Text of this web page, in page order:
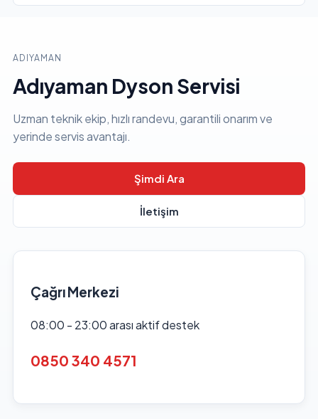
ADIYAMAN
Adıyaman Dyson Servisi
Uzman teknik ekip, hızlı randevu, garantili onarım ve
yerinde servis avantajı.
Şimdi Ara
İletişim
Çağrı Merkezi
08:00 - 23:00 arası aktif destek
0850 340 4571